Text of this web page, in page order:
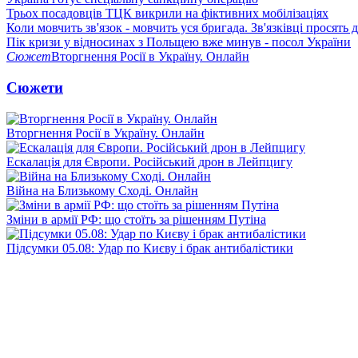
Трьох посадовців ТЦК викрили на фіктивних мобілізаціях
Коли мовчить зв'язок - мовчить уся бригада. Зв'язківці просять
Пік кризи у відносинах з Польщею вже минув - посол України
СюжетВторгнення Росії в Україну. Онлайн
Сюжети
Вторгнення Росії в Україну. Онлайн
Ескалація для Європи. Російський дрон в Лейпцигу
Війна на Близькому Сході. Онлайн
Зміни в армії РФ: що стоїть за рішенням Путіна
Підсумки 05.08: Удар по Києву і брак антибалістики